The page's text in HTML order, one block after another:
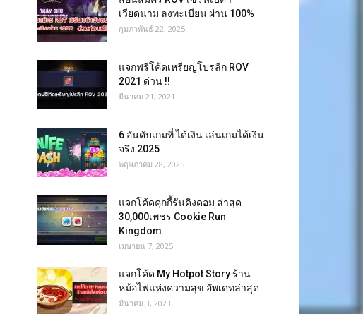
เวียดนาม ลงทะเบียน ผ่าน 100%
กุมภาพันธ์ 22, 2025
แจกฟรีโค้ดเหรียญโปรลีก ROV
2021 ด่วน !!
มีนาคม 21, 2021
6 อันดับเกมที่ ได้เงิน เล่นเกมได้เงิน
จริง 2025
พฤษภาคม 28, 2025
แจกโค้ดคุกกี้รันคิงดอม ล่าสุด
30,000เพชร Cookie Run
Kingdom
เมษายน 7, 2025
แจกโค้ด My Hotpot Story ร้าน
หม้อไฟแห่งความสุข อัพเดทล่าสุด
มีนาคม 3, 2023